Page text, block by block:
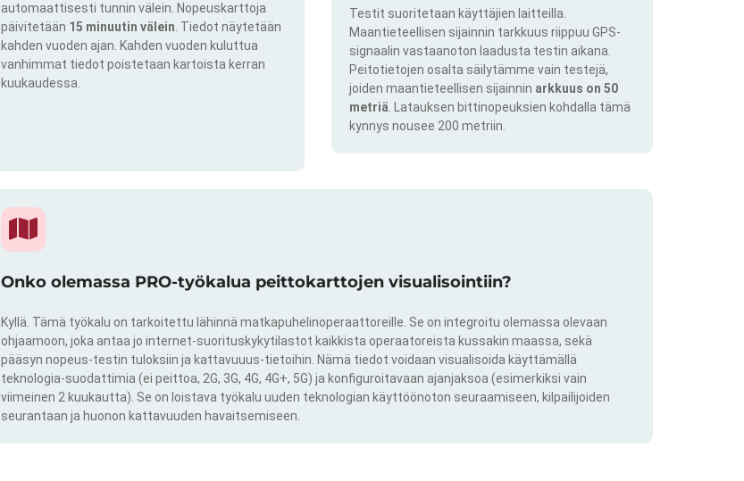
automaattisesti tunnin välein. Nopeuskarttoja
päivitetään 15 minuutin välein . Tiedot näytetään
kahden vuoden ajan. Kahden vuoden kuluttua
vanhimmat tiedot poistetaan kartoista kerran
kuukaudessa.
Testit suoritetaan käyttäjien laitteilla.
Maantieteellisen sijainnin tarkkuus riippuu GPS-
signaalin vastaanoton laadusta testin aikana.
Peitotietojen osalta säilytämme vain testejä,
joiden maantieteellisen sijainnin arkkuus on 50
metriä . Latauksen bittinopeuksien kohdalla tämä
kynnys nousee 200 metriin.
Onko olemassa PRO-työkalua peittokarttojen visualisointiin?
Kyllä. Tämä työkalu on tarkoitettu lähinnä matkapuhelinoperaattoreille. Se on integroitu olemassa olevaan
ohjaamoon, joka antaa jo internet-suorituskykytilastot kaikkista operaatoreista kussakin maassa, sekä
pääsyn nopeus-testin tuloksiin ja kattavuuus-tietoihin. Nämä tiedot voidaan visualisoida käyttämällä
teknologia-suodattimia (ei peittoa, 2G, 3G, 4G, 4G+, 5G) ja konfiguroitavaan ajanjaksoa (esimerkiksi vain
viimeinen 2 kuukautta). Se on loistava työkalu uuden teknologian käyttöönoton seuraamiseen, kilpailijoiden
seurantaan ja huonon kattavuuden havaitsemiseen.